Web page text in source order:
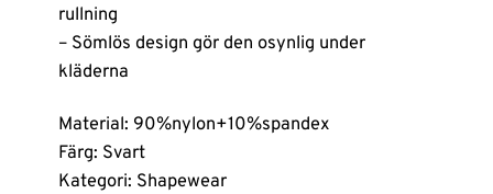
rullning
– Sömlös design gör den osynlig under
kläderna
Material: 90%nylon+10%spandex
Färg: Svart
Kategori: Shapewear